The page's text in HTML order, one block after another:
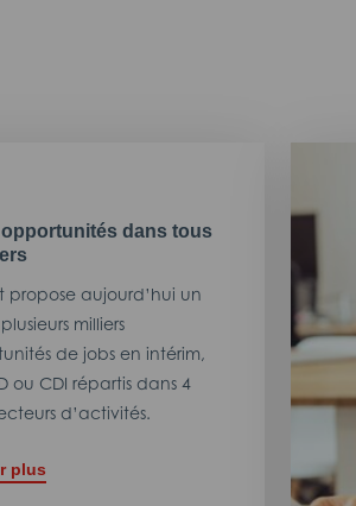
opportunités dans tous
propose aujourd’hui un
milliers
de jobs en intérim,
ou CDI répartis dans 4
d’activités.
plus